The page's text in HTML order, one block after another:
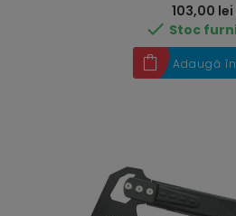
103,00 lei
 Stoc
Adaugă